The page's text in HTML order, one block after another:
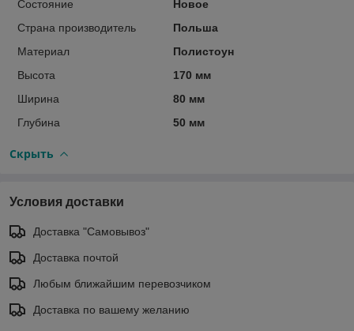
Состояние
Новое
Страна производитель
Польша
Материал
Полистоун
Высота
170 мм
Ширина
80 мм
Глубина
50 мм
Скрыть
Условия доставки
Доставка "Самовывоз"
Доставка почтой
Любым ближайшим перевозчиком
Доставка по вашему желанию